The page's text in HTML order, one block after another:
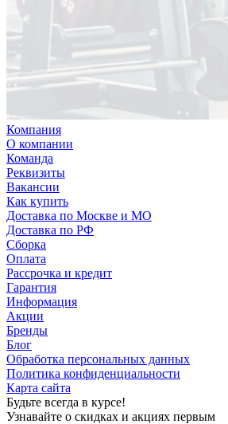
Компания
О компании
Команда
Реквизиты
Вакансии
Как купить
Доставка по Москве и МО
Доставка по РФ
Сборка
Оплата
Рассрочка и кредит
Гарантия
Информация
Акции
Бренды
Блог
Обработка персональных данных
Политика конфиденциальности
Карта сайта
Будьте всегда в курсе!
Узнавайте о скидках и акциях первым